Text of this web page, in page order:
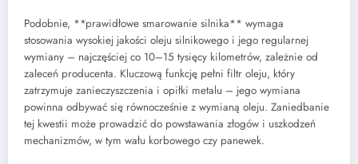
Podobnie, **prawidłowe smarowanie silnika** wymaga
stosowania wysokiej jakości oleju silnikowego i jego regularnej
wymiany – najczęściej co 10–15 tysięcy kilometrów, zależnie od
zaleceń producenta. Kluczową funkcję pełni filtr oleju, który
zatrzymuje zanieczyszczenia i opiłki metalu – jego wymiana
powinna odbywać się równocześnie z wymianą oleju. Zaniedbanie
tej kwestii może prowadzić do powstawania złogów i uszkodzeń
mechanizmów, w tym wału korbowego czy panewek.